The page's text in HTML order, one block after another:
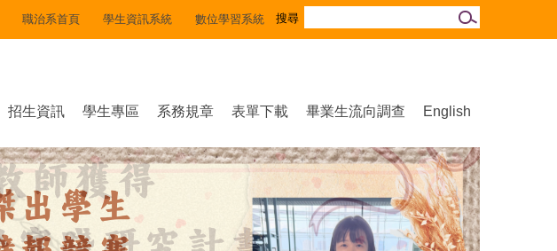
招生資訊 學生專區 系務規章 表單下載 畢業生流向調查 English
職治系首頁 學生資訊系統 數位學習系統